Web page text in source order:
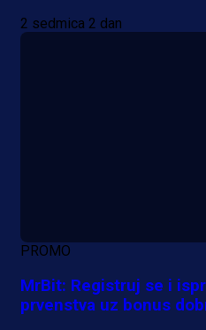
2 sedmica 2 dan
PROMO
MrBit: Registruj se i
prvenstva uz bonus